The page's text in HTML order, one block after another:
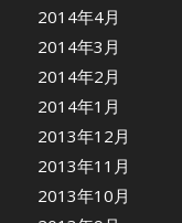
2014年4月
2014年3月
2014年2月
2014年1月
2013年12月
2013年11月
2013年10月